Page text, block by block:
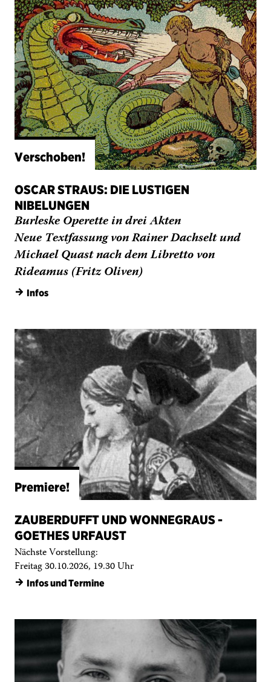
Verschoben!
OSCAR STRAUS: DIE LUSTIGEN
NIBELUNGEN
Burleske Operette in drei Akten
Neue Textfassung von Rainer Dachselt und
Michael Quast nach dem Libretto von
Rideamus (Fritz Oliven)
→
Premiere!
ZAUBERDUFFT UND WONNEGRAUS -
GOETHES URFAUST
Nächste Vorstellung:
Freitag 30.10.2026, 19.30 Uhr
→ Infos und Termine